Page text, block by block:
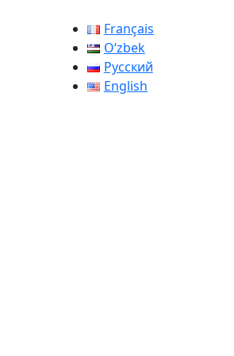
Français
Oʻzbek
Русский
English